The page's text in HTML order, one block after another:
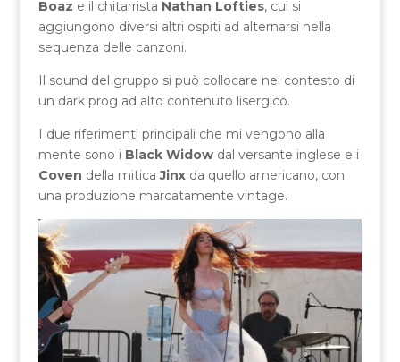
Boaz e il chitarrista Nathan Lofties, cui si
aggiungono diversi altri ospiti ad alternarsi nella
sequenza delle canzoni.
Il sound del gruppo si può collocare nel contesto di
un dark prog ad alto contenuto lisergico.
I due riferimenti principali che mi vengono alla
mente sono i Black Widowdal versante inglese e i
Coven della miticaJinxda quello americano, con
una produzione marcatamente vintage.